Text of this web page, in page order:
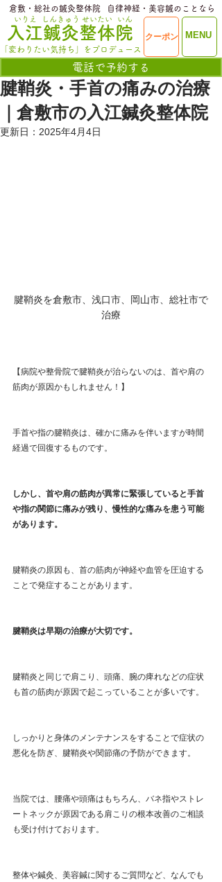
ME
​入江鍼灸整体院
いりえ
MENU
クーポン
電話で予約する
せいたい
しんきゅう いん
「変わりたい気持ち」をプロデュース
​倉敷・総社の鍼灸整体院 ​自律神経・美容鍼のことなら
腱鞘炎・手首の痛みの治療
｜倉敷市の入江鍼灸整体院
更新日： 2025年4月4日
腱鞘炎を倉敷市、浅口市、岡山市、総社市で
治療
【病院や整骨院で腱鞘炎が治らないのは、首や肩の
筋肉が原因かもしれません！】
手首や指の腱鞘炎は、確かに痛みを伴いますが時間
経過で回復するものです。
しかし、首や肩の筋肉が異常に緊張していると手首
や指の関節に痛みが残り、慢性的な痛みを患う可能
があります。
腱鞘炎の原因も、首の筋肉が神経や血管を圧迫する
ことで発症することがあります。
腱鞘炎は早期の治療が大切です。
腱鞘炎と同じで肩こり、頭痛、腕の痺れなどの症状
も首の筋肉が原因で起こっていることが多いです。
しっかりと身体のメンテナンスをすることで症状の
悪化を防ぎ、腱鞘炎や関節痛の予防ができます。
当院では、腰痛や頭痛はもちろん、バネ指やストレ
ートネックが原因である肩こりの根本改善のご相談
も受け付けております。
整体や鍼灸、美容鍼に関するご質問など、なんでも